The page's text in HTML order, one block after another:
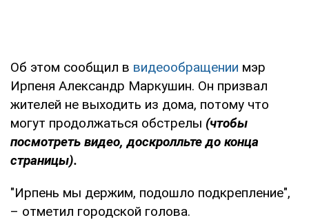
Об этом сообщил в видеообращении мэр
Ирпеня Александр Маркушин. Он призвал
жителей не выходить из дома, потому что
могут продолжаться обстрелы (чтобы
посмотреть видео, доскролльте до конца
страницы).
"Ирпень мы держим, подошло подкрепление",
– отметил городской голова.